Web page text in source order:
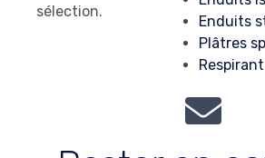
Enduits
Plâtres
Respirant
sélection.